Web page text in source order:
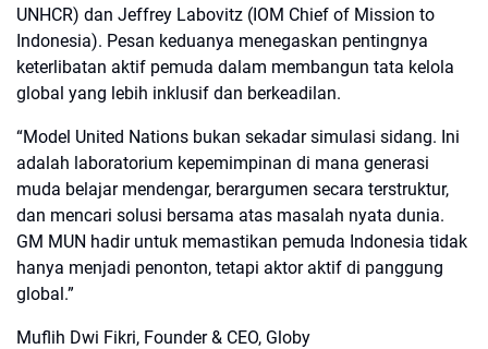
UNHCR) dan Jeffrey Labovitz (IOM Chief of Mission to
Indonesia). Pesan keduanya menegaskan pentingnya
keterlibatan aktif pemuda dalam membangun tata kelola
global yang lebih inklusif dan berkeadilan.
“Model United Nations bukan sekadar simulasi sidang. Ini
adalah laboratorium kepemimpinan di mana generasi
muda belajar mendengar, berargumen secara terstruktur,
dan mencari solusi bersama atas masalah nyata dunia.
GM MUN hadir untuk memastikan pemuda Indonesia tidak
hanya menjadi penonton, tetapi aktor aktif di panggung
global.”
Muflih Dwi Fikri, Founder & CEO, Globy